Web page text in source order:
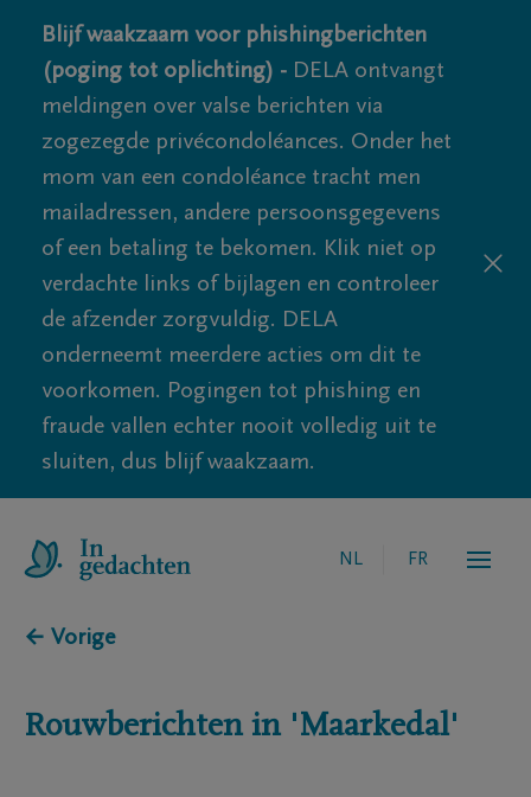
Blijf waakzaam voor phishingberichten
(poging tot oplichting) - DELA ontvangt
meldingen over valse berichten via
zogezegde privécondoléances. Onder het
mom van een condoléance tracht men
mailadressen, andere persoonsgegevens
of een betaling te bekomen. Klik niet op
verdachte links of bijlagen en controleer
de afzender zorgvuldig. DELA
onderneemt meerdere acties om dit te
voorkomen. Pogingen tot phishing en
fraude vallen echter nooit volledig uit te
sluiten, dus blijf waakzaam.
NL FR
← Vorige
Rouwberichten in 'Maarkedal'